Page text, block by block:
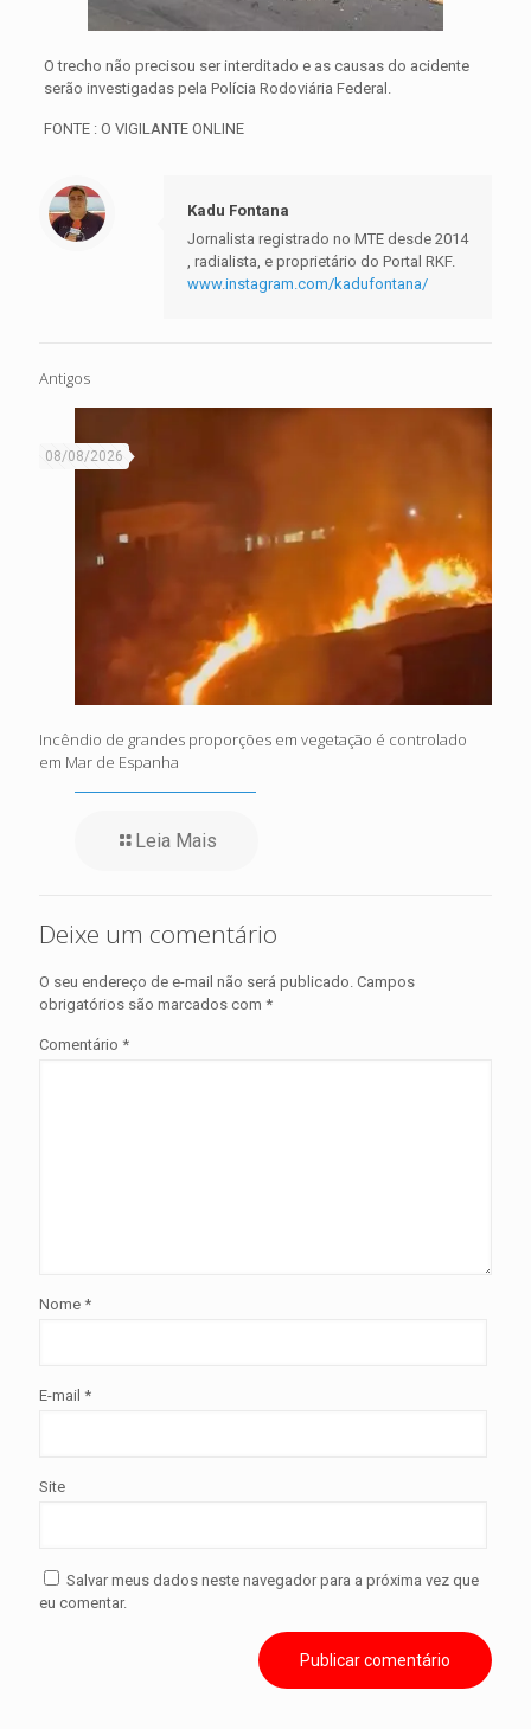
O trecho não precisou ser interditado e as causas do acidente
serão investigadas pela Polícia Rodoviária Federal.
FONTE : O VIGILANTE ONLINE
Kadu Fontana
Jornalista registrado no MTE desde 2014
, radialista, e proprietário do Portal RKF.
www.instagram.com/kadufontana/
Antigos
08/08/2026
Incêndio de grandes proporções em vegetação é controlado
em Mar de Espanha
Leia Mais
Deixe um comentário
O seu endereço de e-mail não será publicado. Campos
obrigatórios são marcados com *
Comentário *
Nome *
E-mail *
Site
Salvar meus dados neste navegador para a próxima vez que
eu comentar.